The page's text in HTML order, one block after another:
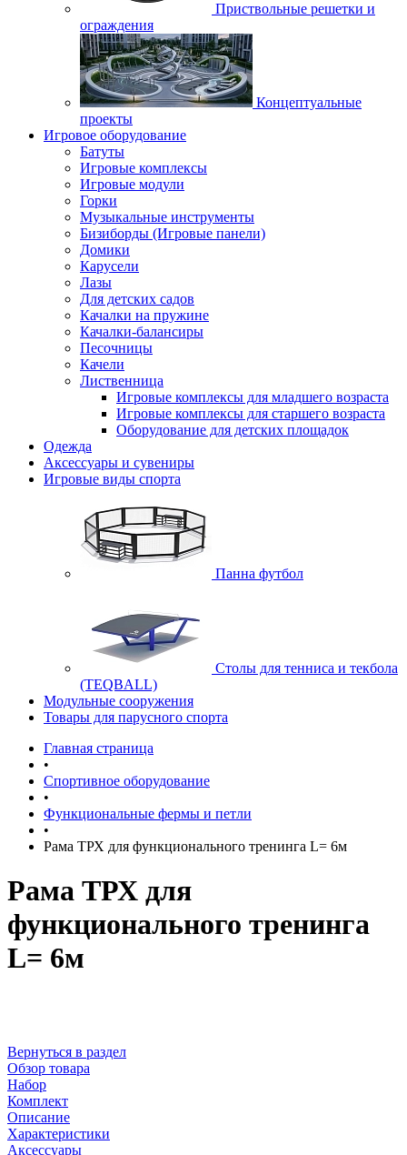
Приствольные решетки и
ограждения
Концептуальные
проекты
Игровое оборудование
Батуты
Игровые комплексы
Игровые модули
Горки
Музыкальные инструменты
Бизиборды (Игровые панели)
Домики
Карусели
Лазы
Для детских садов
Качалки на пружине
Качалки-балансиры
Песочницы
Качели
Лиственница
Игровые комплексы для младшего возраста
Игровые комплексы для старшего возраста
Оборудование для детских площадок
Одежда
Аксессуары и сувениры
Игровые виды спорта
Панна футбол
Cтолы для тенниса и текбола
(TEQBALL)
Модульные сооружения
Товары для парусного спорта
Главная страница
•
Спортивное оборудование
•
Функциональные фермы и петли
•
Рама ТРХ для функционального тренинга L= 6м
Рама ТРХ для
функционального тренинга
L= 6м
Вернуться в раздел
Обзор товара
Набор
Комплект
Описание
Характеристики
Аксессуары